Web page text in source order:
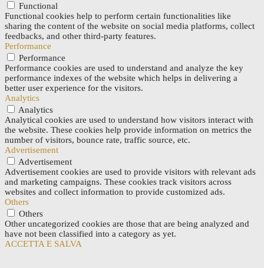
Functional
Functional cookies help to perform certain functionalities like
sharing the content of the website on social media platforms, collect
feedbacks, and other third-party features.
Performance
Performance
Performance cookies are used to understand and analyze the key
performance indexes of the website which helps in delivering a
better user experience for the visitors.
Analytics
Analytics
Analytical cookies are used to understand how visitors interact with
the website. These cookies help provide information on metrics the
number of visitors, bounce rate, traffic source, etc.
Advertisement
Advertisement
Advertisement cookies are used to provide visitors with relevant ads
and marketing campaigns. These cookies track visitors across
websites and collect information to provide customized ads.
Others
Others
Other uncategorized cookies are those that are being analyzed and
have not been classified into a category as yet.
ACCETTA E SALVA